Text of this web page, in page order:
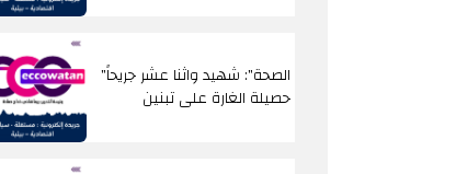
"الصحة": شهيد واثنا عشر جريحاً
حصيلة الغارة على تبنين